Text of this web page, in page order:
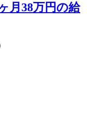
月38万円の給